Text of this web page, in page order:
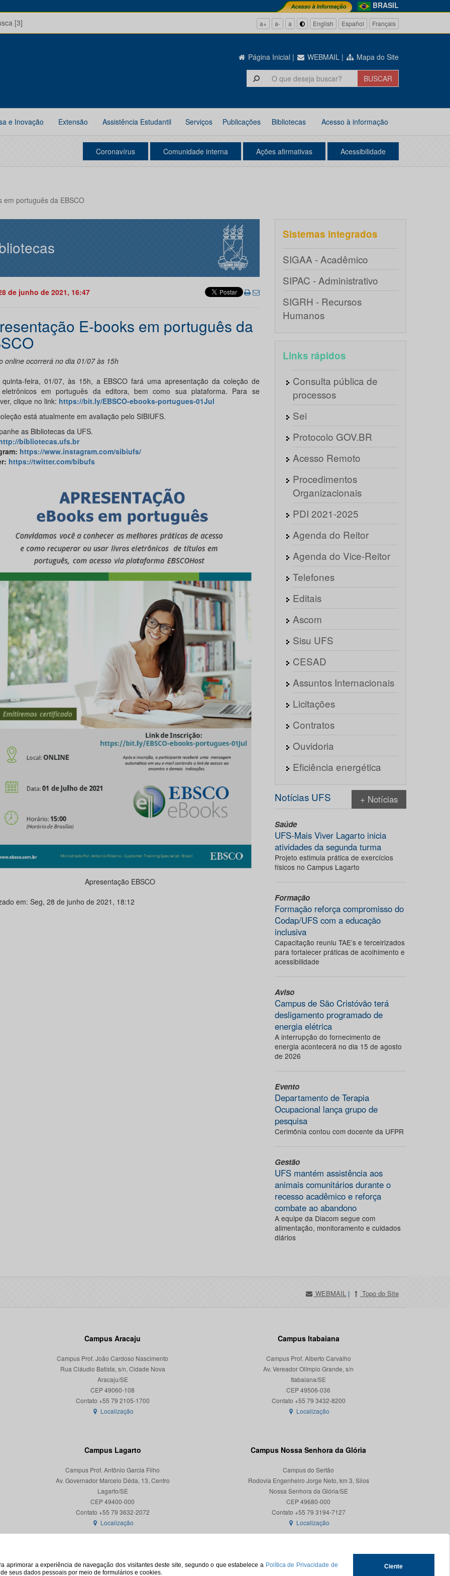
BRASIL
[3] a+ a- a English Español Français
Página Inicial | WEBMAIL | Mapa do Site
e Inovação Extensão Assistência Estudantil Serviços Publicações Bibliotecas Acesso à informação
Coronavírus Comunidade interna Ações afirmativas Acessibilidade
aprimorar a experiência de navegação dos visitantes deste site, segundo o que estabelece a Política de Privacidade de
seus dados pessoais por meio de formulários e cookies.
Ciente
em português da EBSCO
de junho de 2021, 16:47
E-books em português da
online ocorrerá no dia 01/07 às 15h
quinta-feira, 01/07, às 15h, a EBSCO fará uma apresentação da coleção de
eletrônicos em português da editora, bem como sua plataforma. Para se
clique no link: https://bit.ly/EBSCO-ebooks-portugues-01Jul
está atualmente em avaliação pelo SIBIUFS.
as Bibliotecas da UFS.
bibliotecas.ufs.br
: https://www.instagram.com/sibiufs/
: https://twitter.com/bibufs
Apresentação EBSCO
em: Seg, 28 de junho de 2021, 18:12
Sistemas integrados
SIGAA - Acadêmico
SIPAC - Administrativo
SIGRH - Recursos
Humanos
Links rápidos
Consulta pública de
processos
Sei
Protocolo GOV.BR
Acesso Remoto
Procedimentos
Organizacionais
PDI 2021-2025
Agenda do Reitor
Agenda do Vice-Reitor
Telefones
Editais
Ascom
Sisu UFS
CESAD
Assuntos Internacionais
Licitações
Contratos
Ouvidoria
Eficiência energética
Notícias UFS + Notícias
Saúde
UFS-Mais Viver Lagarto inicia
atividades da segunda turma
Projeto estimula prática de exercícios
físicos no Campus Lagarto
Formação
Formação reforça compromisso do
Codap/UFS com a educação
inclusiva
Capacitação reuniu TAE’s e terceirizados
para fortalecer práticas de acolhimento e
acessibilidade
Aviso
Campus de São Cristóvão terá
desligamento programado de
energia elétrica
A interrupção do fornecimento de
energia acontecerá no dia 15 de agosto
de 2026
Evento
Departamento de Terapia
Ocupacional lança grupo de
pesquisa
Cerimônia contou com docente da UFPR
Gestão
UFS mantém assistência aos
animais comunitários durante o
recesso acadêmico e reforça
combate ao abandono
A equipe da Diacom segue com
alimentação, monitoramento e cuidados
diários
WEBMAIL | Topo do Site
Campus Aracaju
Campus Prof. João Cardoso Nascimento
Rua Cláudio Batista, s/n, Cidade Nova
Aracaju/SE
CEP 49060-108
Localização
Campus Itabaiana
Campus Prof. Alberto Carvalho
Av. Vereador Olímpio Grande, s/n
Itabaiana/SE
CEP 49506-036
Localização
Campus Lagarto
Campus Prof. Antônio Garcia Filho
Av. Governador Marcelo Déda, 13, Centro
Lagarto/SE
CEP 49400-000
Localização
Campus Nossa Senhora da Glória
Campus do Sertão
Rodovia Engenheiro Jorge Neto, km 3, Silos
Nossa Senhora da Glória/SE
CEP 49680-000
Contato +55 79 3194-7127
Localização